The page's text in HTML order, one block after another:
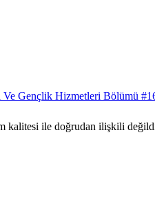
Ve Gençlik Hizmetleri Bölümü
kalitesi ile doğrudan ilişkili